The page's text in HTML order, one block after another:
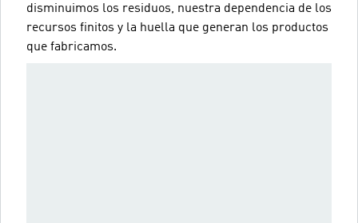
disminuimos los residuos, nuestra dependencia de los
recursos finitos y la huella que generan los productos
que fabricamos.